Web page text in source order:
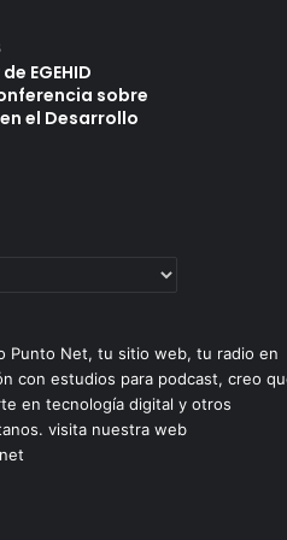
EGEHID
sobre
el Desarrollo
Punto Net, tu sitio web, tu radio en
con estudios para podcast, creo
en tecnología digital y otros
visita nuestra web